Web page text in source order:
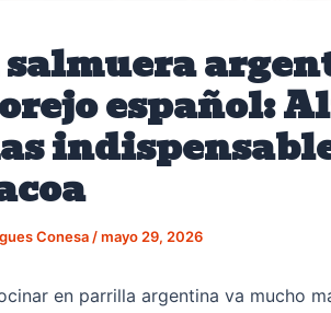
salmuera
español:
Conesa /mayo 29, 2026
en parrilla argentina va mucho